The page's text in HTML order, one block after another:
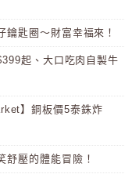
匙圈～財富幸福來！
起、大口吃肉自製牛
】銅板價5泰銖炸
舒壓的體能冒險！